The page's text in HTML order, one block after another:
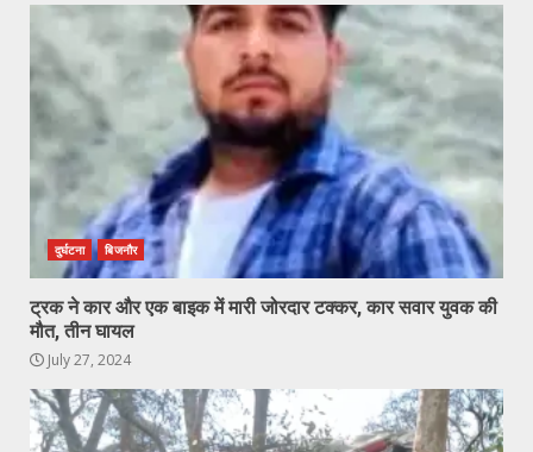
दुर्घटना बिजनौर
ट्रक ने कार और एक बाइक में मारी जोरदार टक्कर, कार सवार युवक की
मौत, तीन घायल
July 27, 2024